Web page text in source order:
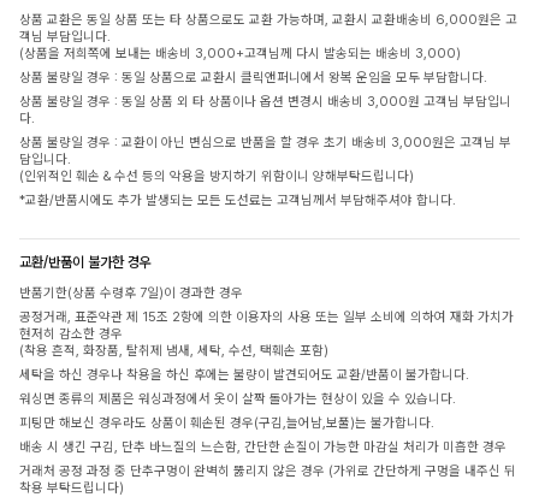
상품 교환은 동일 상품 또는 타 상품으로도 교환 가능하며, 교환시 교환배송비 6,000원은 고
객님 부담입니다.
(상품을 저희쪽에 보내는 배송비 3,000+고객님께 다시 발송되는 배송비 3,000)
상품 불량일 경우 : 동일 상품으로 교환시 클릭앤퍼니에서 왕복 운임을 모두 부담합니다.
상품 불량일 경우 : 동일 상품 외 타 상품이나 옵션 변경시 배송비 3,000원 고객님 부담입니
다.
상품 불량일 경우 : 교환이 아닌 변심으로 반품을 할 경우 초기 배송비 3,000원은 고객님 부
담입니다.
(인위적인 훼손 & 수선 등의 악용을 방지하기 위함이니 양해부탁드립니다)
*교환/반품시에도 추가 발생되는 모든 도선료는 고객님께서 부담해주셔야 합니다.
교환/반품이 불가한 경우
반품기한(상품 수령후 7일)이 경과한 경우
공정거래, 표준약관 제 15조 2항에 의한 이용자의 사용 또는 일부 소비에 의하여 재화 가치가
현저히 감소한 경우
(착용 흔적, 화장품, 탈취제 냄새, 세탁, 수선, 택훼손 포함)
세탁을 하신 경우나 착용을 하신 후에는 불량이 발견되어도 교환/반품이 불가합니다.
워싱면 종류의 제품은 워싱과정에서 옷이 살짝 돌아가는 현상이 있을 수 있습니다.
피팅만 해보신 경우라도 상품이 훼손된 경우(구김,늘어남,보풀)는 불가합니다.
배송 시 생긴 구김, 단추 바느질의 느슨함, 간단한 손질이 가능한 마감실 처리가 미흡한 경우
거래처 공정 과정 중 단추구멍이 완벽히 뚫리지 않은 경우 (가위로 간단하게 구멍을 내주신 뒤
착용 부탁드립니다)